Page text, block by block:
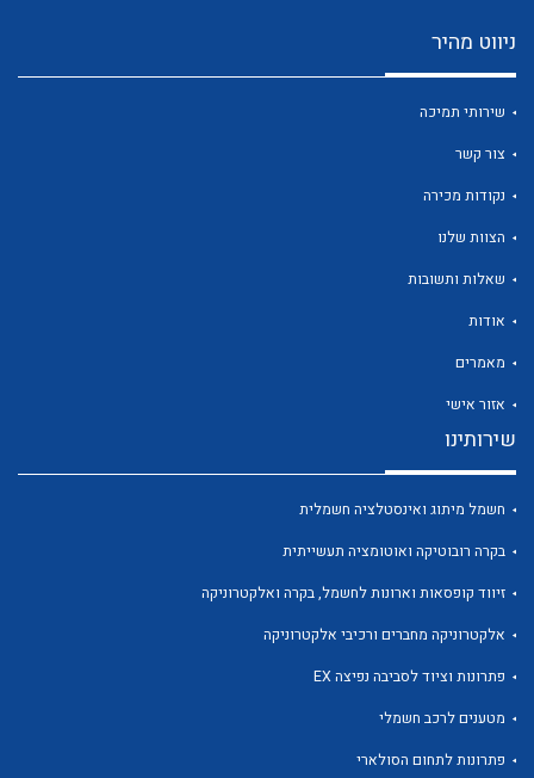
לכל מוצרי היצרן
ניווט מהיר
שירותי תמיכה
צור קשר
נקודות מכירה
הצוות שלנו
שאלות ותשובות
אודות
מאמרים
אזור אישי
שירותינו
חשמל מיתוג ואינסטלציה חשמלית
בקרה רובוטיקה ואוטומציה תעשייתית
זיווד קופסאות וארונות לחשמל, בקרה ואלקטרוניקה
אלקטרוניקה מחברים ורכיבי אלקטרוניקה
פתרונות וציוד לסביבה נפיצה EX
מטענים לרכב חשמלי
פתרונות לתחום הסולארי